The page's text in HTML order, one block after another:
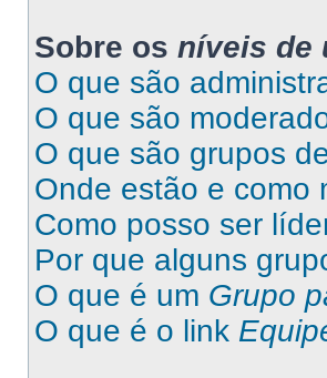
Sobre os níveis de
O que são
O que são
O que são grupos
Onde estão e como
Como posso ser
Por que alguns
O que é um Grupo
O que é o link